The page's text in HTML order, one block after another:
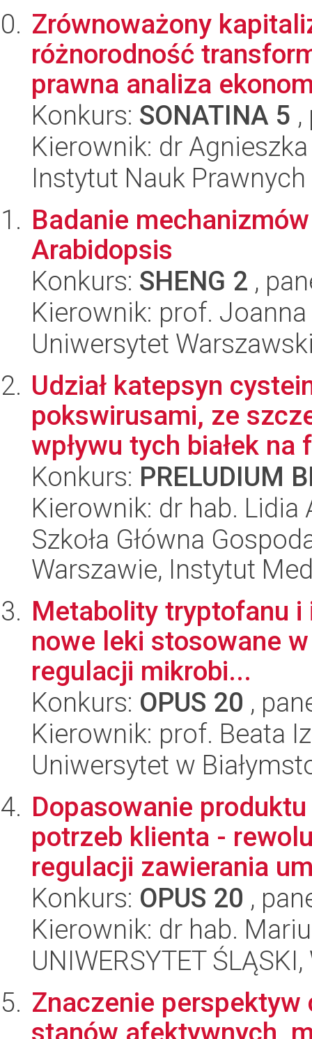
Zrównoważony
różnorodność
prawna analiza
Konkurs: SONATINA 5
Kierownik: dr
Instytut Nauk Prawnych
Badanie
Arabidopsis
Konkurs: SHENG 2 ,
Kierownik: prof.
Uniwersytet
Udział katepsyn
pokswirusami, ze
wpływu tych białek na
Konkurs: PRELUDIUM
Kierownik: dr hab.
Szkoła Główna
Warszawie, Instytut
Metabolity tryptofanu
nowe leki stosowane
regulacji mikrobi...
Konkurs: OPUS 20 ,
Kierownik: prof. Beata
Uniwersytet w
Dopasowanie
potrzeb klienta -
regulacji zawierania
Konkurs: OPUS 20 ,
Kierownik: dr hab.
UNIWERSYTET
Znaczenie
stanów afektywnych,